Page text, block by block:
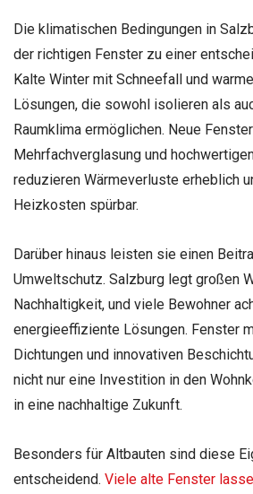
Die klimatischen Bedingungen in
der richtigen Fenster zu einer
Kalte Winter mit Schneefall und
Lösungen, die sowohl isolieren als
Raumklima ermöglichen. Neue
Mehrfachverglasung und
reduzieren Wärmeverluste erheblich
Heizkosten spürbar.
Darüber hinaus leisten sie einen
Umweltschutz. Salzburg legt großen
Nachhaltigkeit, und viele Bewohner
energieeffiziente Lösungen. Fenster
Dichtungen und innovativen
nicht nur eine Investition in den
in eine nachhaltige Zukunft.
Besonders für Altbauten sind diese
entscheidend. Viele alte Fenster